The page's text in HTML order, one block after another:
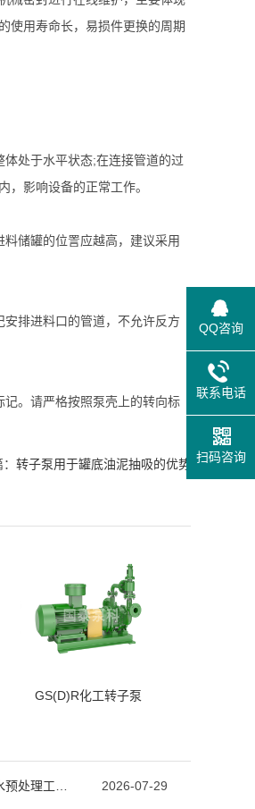
使用寿命长，易损件更换的周期
处于水平状态;在连接管道的过
影响设备的正常工作。
储罐的位詈应越高，建议采用
排进料口的管道，不允许反方
。请严格按照泵壳上的转向标
转子泵用于罐底油泥抽吸的优势
GS(D)R化工转子泵
2026-07-29
QQ咨询
联系电话
扫码咨询